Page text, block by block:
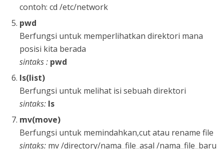
contoh: cd /etc/network
pwd
Berfungsi untuk memperlihatkan direktori mana
posisi kita berada
sintaks : pwd
ls(list)
Berfungsi untuk melihat isi sebuah direktori
sintaks: ls
mv(move)
Berfungsi untuk memindahkan,cut atau rename file
sintaks: mv /directory/nama_file_asal /nama_file_baru